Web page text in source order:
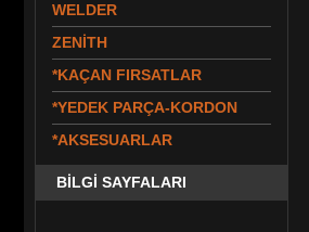
WELDER
ZENİTH
*KAÇAN FIRSATLAR
*YEDEK PARÇA-KORDON
*AKSESUARLAR
BİLGİ SAYFALARI